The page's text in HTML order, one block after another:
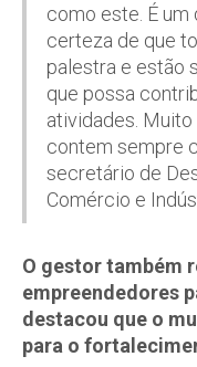
como este. É um
certeza de que
palestra e estão
que possa
atividades.
contem sempre
secretário de
Comércio e
O gestor também
empreendedores
destacou que o
para o